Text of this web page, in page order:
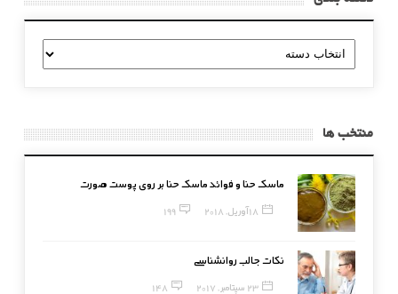
دسته
بندی
منتخب ها
ماسک حنا و فوائد ماسک حنا بر روی پوست صورت
18 آوریل, 2018 199
نکات جالب روانشناسی
23 سپتامبر, 2017 148